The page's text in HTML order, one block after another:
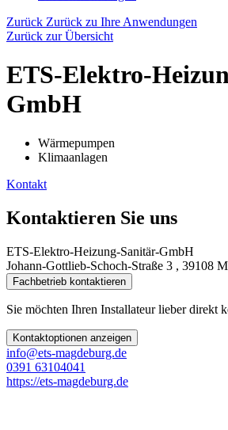
Zurück Zurück zu Ihre Anwendungen
Zurück zur Übersicht
ETS-Elektro-
GmbH
Wärmepumpen
Klimaanlagen
Kontakt
Kontaktieren Sie uns
ETS-Elektro-Heizung-Sanitär-GmbH
Johann-Gottlieb-Schoch-Straße 3 , 39108
Fachbetrieb kontaktieren
Sie möchten Ihren Installateur lieber direkt
Kontaktoptionen anzeigen
info@ets-magdeburg.de
0391 63104041
https://ets-magdeburg.de